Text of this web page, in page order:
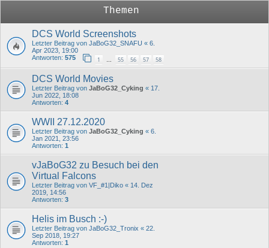
Themen
DCS World Screenshots
Letzter Beitrag von JaBoG32_SNAFU « 6.
Apr 2023, 19:00
Antworten: 575 1 … 55 56 57 58
DCS World Movies
Letzter Beitrag von JaBoG32_Cyking « 17.
Jun 2022, 18:08
Antworten: 4
WWII 27.12.2020
Letzter Beitrag von JaBoG32_Cyking « 6.
Jan 2021, 23:56
Antworten: 1
vJaBoG32 zu Besuch bei den
Virtual Falcons
Letzter Beitrag von VF_#1|Diko « 14. Dez
2019, 14:56
Antworten: 3
Helis im Busch :-)
Letzter Beitrag von JaBoG32_Tronix « 22.
Sep 2018, 19:27
Antworten: 1